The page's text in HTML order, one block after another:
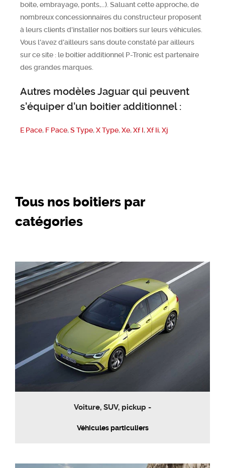
boite, embrayage, ponts,…). Saluant cette approche, de
nombreux concessionnaires du constructeur proposent
à leurs clients d'installer nos boitiers sur leurs véhicules.
Vous l'avez d'ailleurs sans doute constaté par ailleurs
sur ce site : le boitier additionnel P-Tronic est partenaire
des grandes marques.
Autres modèles Jaguar qui peuvent
s’équiper d’un boitier additionnel :
E Pace, F Pace,S Type,X Type,Xe,Xf I,Xf Ii,Xj
Tous nos boitiers par
catégories
Voiture, SUV, pickup -
Véhicules particuliers